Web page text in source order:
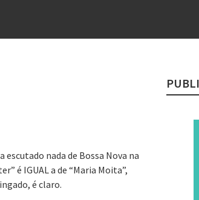
nada de Bossa Nova na
é IGUAL a de “Maria Moita”,
é claro.